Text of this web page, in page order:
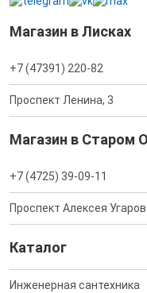
Магазин в Лисках
+7 (47391) 220-82
Проспект Ленина, 3
Магазин в Старом
+7 (4725) 39-09-11
Проспект Алексея
Каталог
Инженерная сантехника